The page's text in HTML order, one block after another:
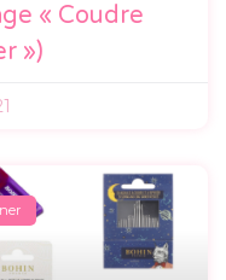
« Coudre
»)